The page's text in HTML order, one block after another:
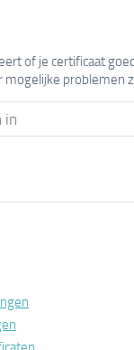
of je certificaat
mogelijke problemen